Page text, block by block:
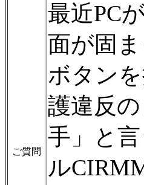
ご質問
最近PC
面が固
ボタン
護違反
手」と
ル